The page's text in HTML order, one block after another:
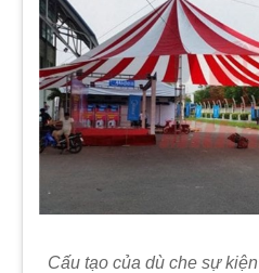
Cấu tạo của dù che sự